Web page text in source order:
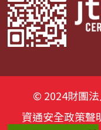
© 2024財團
資通安全政策聲